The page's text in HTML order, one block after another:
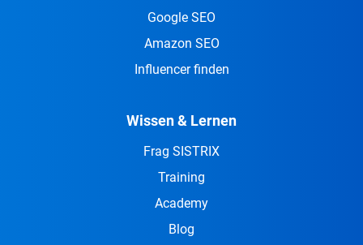
Google SEO
Amazon SEO
Influencer finden
Wissen & Lernen
Frag SISTRIX
Training
Academy
Blog